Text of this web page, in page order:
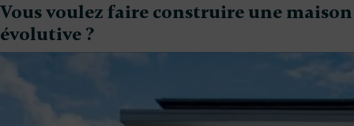
Vous voulez faire construire une maison
évolutive ?